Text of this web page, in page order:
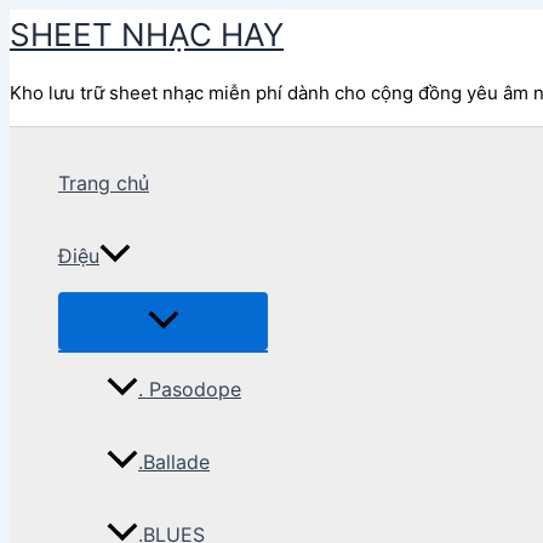
Nhảy
tới
nội
SHEET NHẠC HAY
Kho lưu trữ sheet nhạc miễn phí dành cho cộng đồng yêu âm
Trang chủ
Điệu
. Pasodope
.Ballade
.BLUES